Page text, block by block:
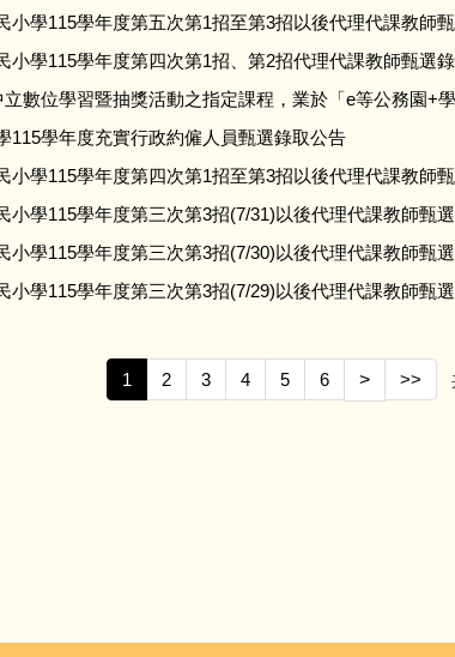
小學115學年度第五次第1招至第3招以後代理代課教師
小學115學年度第四次第1招、第2招代理代課教師甄選
數位學習暨抽獎活動之指定課程，業於「e等公務園+
115學年度充實行政約僱人員甄選錄取公告
小學115學年度第四次第1招至第3招以後代理代課教師
小學115學年度第三次第3招(7/31)以後代理代課教師甄
小學115學年度第三次第3招(7/30)以後代理代課教師甄
小學115學年度第三次第3招(7/29)以後代理代課教師甄
1 2 3 4 5 6 > >>